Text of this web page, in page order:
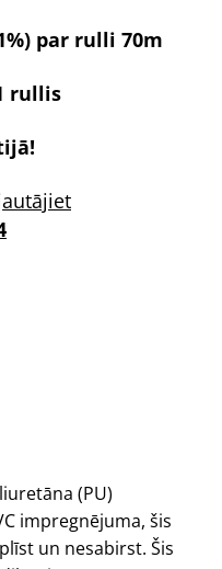
par rulli 70m
rullis
(PU)
impregnējuma, šis
un nesabirst. Šis